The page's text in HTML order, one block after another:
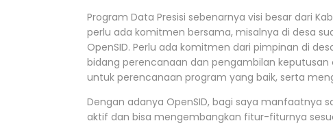
Program Data Presisi sebenarnya visi besar dari
perlu ada komitmen bersama, misalnya di desa
OpenSID. Perlu ada komitmen dari pimpinan di
bidang perencanaan dan pengambilan keputusan
untuk perencanaan program yang baik, serta
Dengan adanya OpenSID, bagi saya manfaatnya
aktif dan bisa mengembangkan fitur-fiturnya